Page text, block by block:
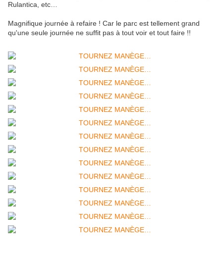
Rulantica, etc…
Magnifique journée à refaire ! Car le parc est tellement grand
qu'une seule journée ne suffit pas à tout voir et tout faire !!